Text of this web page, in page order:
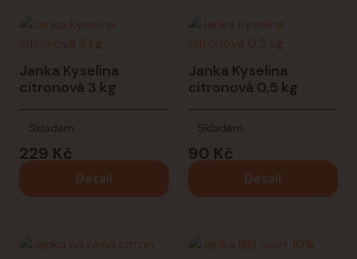
Janka Kyselina
citronová 3 kg
229 Kč
Skladem
Detail
Janka Kyselina
citronová 0,5 kg
90 Kč
Skladem
Detail